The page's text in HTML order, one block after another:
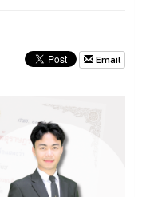
Email